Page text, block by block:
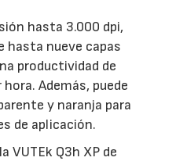
hasta 3.000 dpi,
hasta nueve capas
productividad de
Además, puede
y naranja para
de aplicación.
VUTEk Q3h XP de